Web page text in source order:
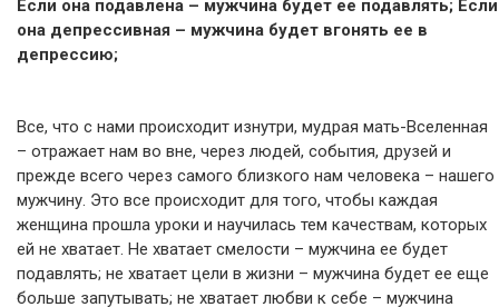
Если она подавлена – мужчина будет ее подавлять; Если
она депрессивная – мужчина будет вгонять ее в
депрессию;
Все, что с нами происходит изнутри, мудрая мать-Вселенная
– отражает нам во вне, через людей, события, друзей и
прежде всего через самого близкого нам человека – нашего
мужчину. Это все происходит для того, чтобы каждая
женщина прошла уроки и научилась тем качествам, которых
ей не хватает. Не хватает смелости – мужчина ее будет
подавлять; не хватает цели в жизни – мужчина будет ее еще
больше запутывать; не хватает любви к себе – мужчина